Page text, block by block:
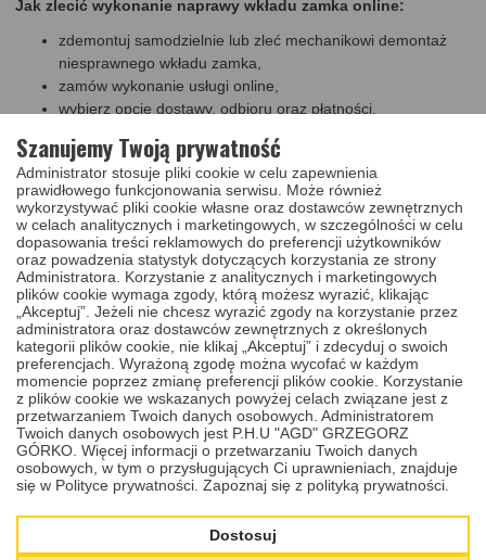
Jak zlecić wykonanie naprawy wkładu zamka online:
zdemontuj samodzielnie lub zleć mechanikowi demontaż
niesprawnego wkładu zamka,
zamów wykonanie usługi online,
wybierz opcję dostawy, odbioru oraz płatności,
domu lub ze wskazanego warsztau,
płatność zrealizujesz za pobraniem, przelewem, lub blikiem,
zapakuj uszkodzony komponent, przekaż przesyłkę
kurierowi.
Czas naprawy:naprawa wkładu zamka Kia Sportage, Hyundai
Tuscon, ix35 w naszym serwisie trwa przeważnie jeden dzień
roboczy, doliczając do tego czas dostarczenia przesyłki do
naszego warsztatu i z powrotem do Ciebie, naprawioną wkładkę
powinieneś otrzymać z powrotem w ciągutrzech dni roboczych.
Po zakupie usługi naprawy - regeneacjiprześlij swoją wkładkę
zamka oraz wszystkie klucze, które do niej posiadasz na nasz
adres. W trakcie naprawy wszystkie używane zamki przechodzą
gruntowną regenerację oraz mycie w myjce ultradźwiękowej z
dodatkiem specjalistycznej chemii, w procesie naprawy wkładu
używamy tylko nowych sprężynek i zapadek.
Szukasz innej usługi?W naszym serwisie nie tylko naprawisz
wkład zamka, ale możesz skorzystać także z usług naprawy
stacyjki, elektronikiki klucza lubwymiany obudowy. Takie oferty,
dostosowane do Twojego modelu auta, znajdziesz pod spodem w
rekomendowanych produktach i usługach.
Szanujemy Twoją prywatność
Administrator stosuje pliki cookie w celu zapewnienia
prawidłowego funkcjonowania serwisu. Może również
wykorzystywać pliki cookie własne oraz dostawców zewnętrznych
w celach analitycznych i marketingowych, w szczególności w celu
dopasowania treści reklamowych do preferencji użytkowników
oraz powadzenia statystyk dotyczących korzystania ze strony
Administratora. Korzystanie z analitycznych i marketingowych
plików cookie wymaga zgody, którą możesz wyrazić, klikając
„Akceptuj”. Jeżeli nie chcesz wyrazić zgody na korzystanie przez
administratora oraz dostawców zewnętrznych z określonych
kategorii plików cookie, nie klikaj „Akceptuj” i zdecyduj o swoich
preferencjach. Wyrażoną zgodę można wycofać w każdym
momencie poprzez zmianę preferencji plików cookie. Korzystanie
z plików cookie we wskazanych powyżej celach związane jest z
przetwarzaniem Twoich danych osobowych. Administratorem
Twoich danych osobowych jest P.H.U "AGD" GRZEGORZ
GÓRKO. Więcej informacji o przetwarzaniu Twoich danych
osobowych, w tym o przysługujących Ci uprawnieniach, znajduje
się w Polityce prywatności. Zapoznaj się z polityką prywatności.
Dostosuj